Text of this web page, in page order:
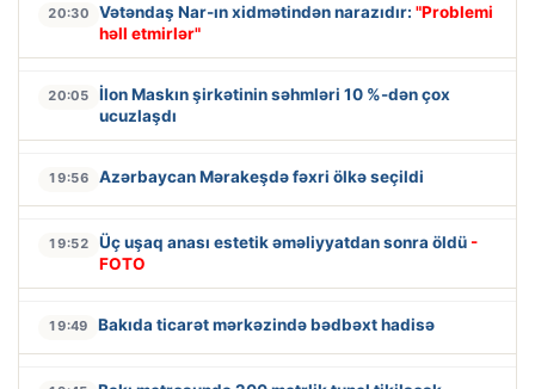
20:30 Vətəndaş Nar-ın xidmətindən narazıdır: "Problemi
həll etmirlər"
20:05
İlon Maskın şirkətinin səhmləri 10 %-dən çox
ucuzlaşdı
19:56 Azərbaycan Mərakeşdə fəxri ölkə seçildi
19:52 Üç uşaq anası estetik əməliyyatdan sonra öldü -
FOTO
19:49 Bakıda ticarət mərkəzində bədbəxt hadisə